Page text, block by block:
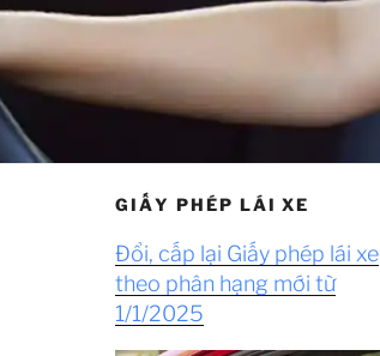
GIẤY PHÉP LÁI XE
Đổi, cấp lại Giấy phép lái xe
theo phân hạng mới từ
1/1/2025